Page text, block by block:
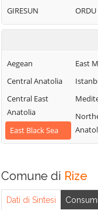
GIRESUN
ORDU
Aegean
Central Anatolia
Central East
Anatolia
East Black Sea
East
Comune di Rize
Dati di Sintesi Consumi